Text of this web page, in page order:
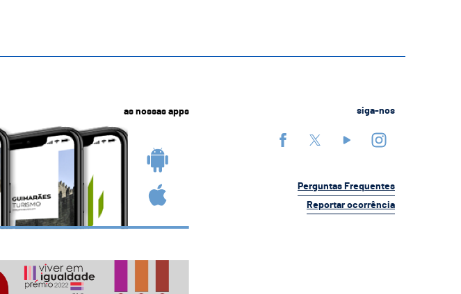
as nossas apps siga-nos
Perguntas Frequentes
Reportar ocorrência